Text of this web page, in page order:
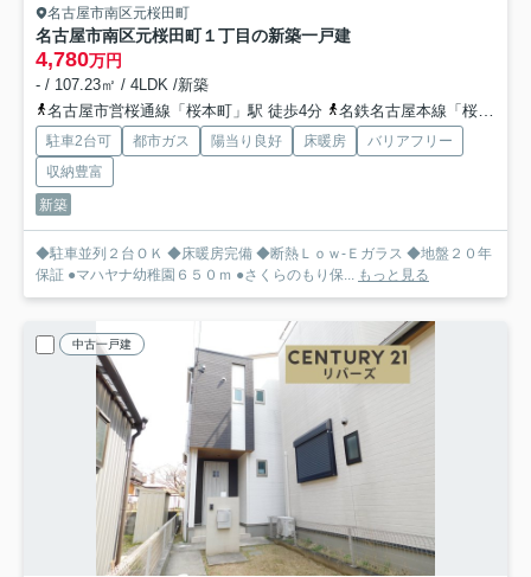
名古屋市南区元桜田町
名古屋市南区元桜田町１丁目の新築一戸建
4,780万円
- / 107.23㎡ / 4LDK /新築
名古屋市営桜通線「桜本町」駅 徒歩4分
名鉄名古屋本線「桜」駅 徒歩5分
駐車2台可 都市ガス 陽当り良好 床暖房
バリアフリー
収納豊富
新築
◆駐車並列２台ＯＫ ◆床暖房完備 ◆断熱Ｌｏｗ-Ｅガラス ◆地盤２０年
保証 ●マハヤナ幼稚園６５０ｍ ●さくらのもり保... もっと見る
中古一戸建